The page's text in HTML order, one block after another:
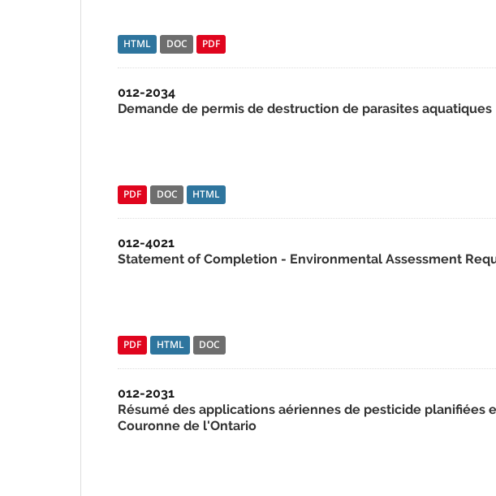
HTML DOC PDF
012-2034
Demande de permis de destruction de parasites aquatiques
PDF DOC HTML
012-4021
Statement of Completion - Environmental Assessment
PDF HTML DOC
012-2031
Résumé des applications aériennes de pesticide planifiées
Couronne de l'Ontario